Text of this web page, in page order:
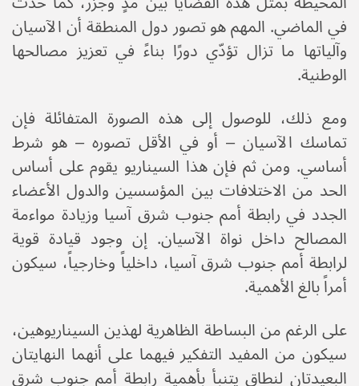
في الماضي. المهم هو تصور دول المنطقة أن الآسيان
وآلياتها ما تزال تؤدّي دورًا بناءً في تعزيز مصالحها
الوطنية.
ومع ذلك، للوصول إلى هذه الصورة المتفائلة فإن
تماسك الآسيان – أو في الأقل تصوره – هو شرط
أساسي. ومن ثم فإن هذا السيناريو يقوم على أساس
الحد من الاختلافات بين المؤسسين والدول الأعضاء
الجدد في رابطة أمم جنوب شرق آسيا وزيادة مواءمة
المصالح داخل نواة الآسيان. إن وجود قيادة قوية
لرابطة أمم جنوب شرق آسيا، داخلياً وخارجياً، سيكون
أمراً بالغ الأهمية.
على الرغم من البساطة الظاهرية لهذين السيناريوهين،
سيكون من المفيد التفكير فيهما على أنهما النهايتان
البعيدتان لنطاق يتنبأ بأهمية رابطة أمم جنوب شرق